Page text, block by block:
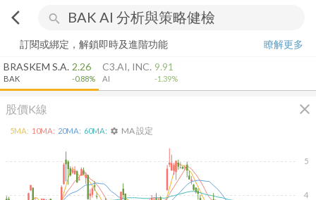
arrow_back_ios search
訂閱或綁定，解鎖即時及進階功能
瞭解更多
BRASKEM S.A.
BAK
2.26
-0.88%
C3.AI, INC.
AI
9.91
-1.39%
股價K線 close
4
5
5MA: 10MA: 20MA: 60MA: settings MA 設定